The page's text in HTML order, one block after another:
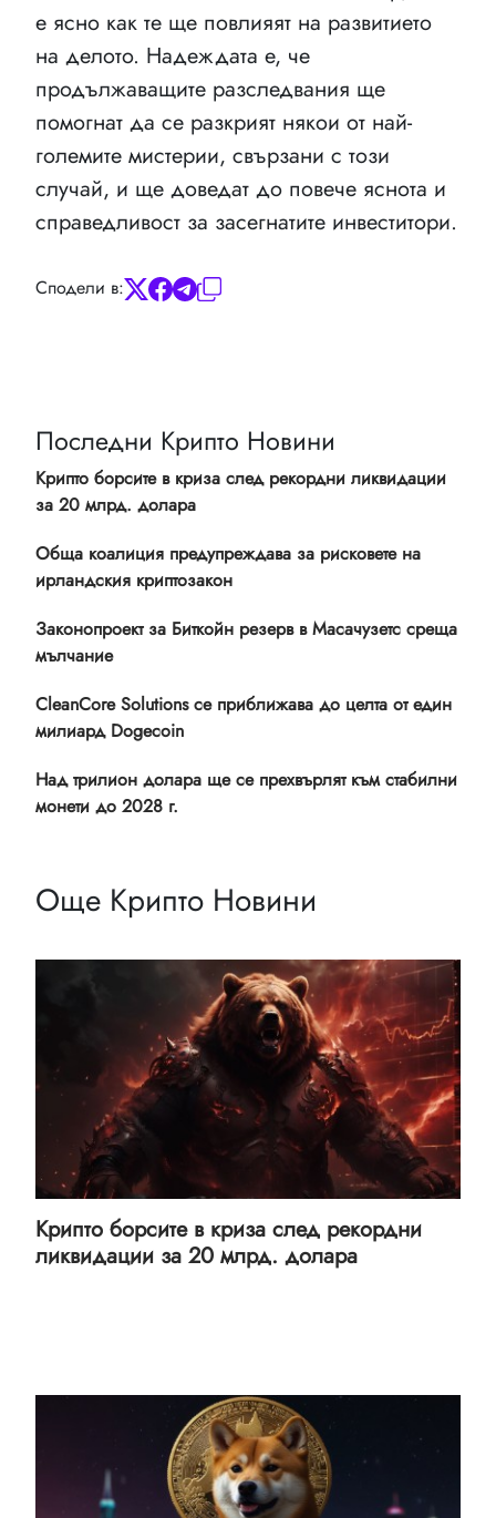
е ясно как те ще повлияят на развитието
на делото. Надеждата е, че
продължаващите разследвания ще
помогнат да се разкрият някои от най-
големите мистерии, свързани с този
случай, и ще доведат до повече яснота и
справедливост за засегнатите инвеститори.
Сподели в:
Последни Крипто Новини
Крипто борсите в криза след рекордни ликвидации
за 20 млрд. долара
Обща коалиция предупреждава за рисковете на
ирландския криптозакон
Законопроект за Биткойн резерв в Масачузетс среща
мълчание
CleanCore Solutions се приближава до целта от един
милиард Dogecoin
Над трилион долара ще се прехвърлят към стабилни
монети до 2028 г.
Още Крипто Новини
Крипто борсите в криза след рекордни
ликвидации за 20 млрд. долара